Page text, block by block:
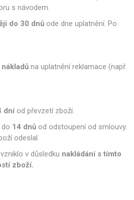
s návodem.
do 30 dnů ode dne uplatnění. Po
na uplatnění reklamace (např.
dníod převzetí zboží.
14 dnů od odstoupení od smlouvy.
odeslal.
v důsledku nakládání s tímto
zboží.